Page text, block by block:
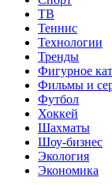
ТВ
Теннис
Технологии
Тренды
Фигурное
Фильмы и
Футбол
Хоккей
Шахматы
Шоу-бизнес
Экология
Экономика